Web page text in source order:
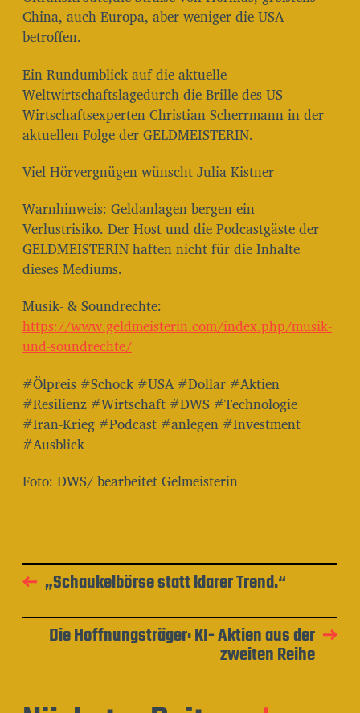
China, auch Europa, aber weniger die USA
betroffen.
Ein Rundumblick auf die aktuelle
Weltwirtschaftslagedurch die Brille des US-
Wirtschaftsexperten Christian Scherrmann in der
aktuellen Folge der GELDMEISTERIN.
Viel Hörvergnügen wünscht Julia Kistner
Warnhinweis: Geldanlagen bergen ein
Verlustrisiko. Der Host und die Podcastgäste der
GELDMEISTERIN haften nicht für die Inhalte
dieses Mediums.
Musik- & Soundrechte:⁠⁠⁠⁠⁠⁠⁠⁠⁠⁠⁠⁠⁠⁠⁠⁠⁠⁠⁠⁠⁠⁠⁠⁠⁠⁠⁠⁠⁠⁠⁠⁠⁠⁠⁠⁠⁠⁠⁠⁠⁠
https://www.geldmeisterin.com/index.php/musik-
und-soundrechte/⁠⁠⁠⁠⁠⁠⁠⁠⁠⁠⁠⁠⁠⁠⁠⁠⁠⁠⁠⁠⁠⁠⁠⁠⁠⁠⁠⁠⁠⁠⁠⁠⁠⁠⁠⁠⁠⁠⁠⁠⁠
#Ölpreis #Schock #USA #Dollar #Aktien
#Resilienz #Wirtschaft #DWS #Technologie
#Iran-Krieg #Podcast #anlegen #Investment
#Ausblick
Foto: DWS/ bearbeitet Gelmeisterin
„Schaukelbörse statt klarer Trend.“
Die Hoffnungsträger: KI- Aktien aus der
zweiten Reihe